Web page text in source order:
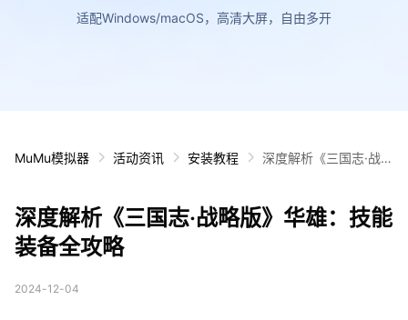
适配Windows/macOS，高清大屏，自由多开
MuMu模拟器 活动资讯 安装教程
深度解析《三国志·战略
深度解析《三国志·战略版》华雄：技能
装备全攻略
2024-12-04